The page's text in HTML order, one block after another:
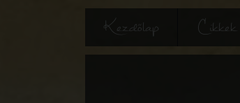
Kezdőlap Cikkek